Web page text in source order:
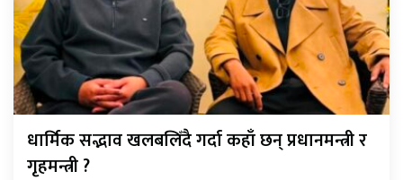
धार्मिक सद्भाव खलबलिँदै गर्दा कहाँ छन् प्रधानमन्त्री र
गृहमन्त्री ?